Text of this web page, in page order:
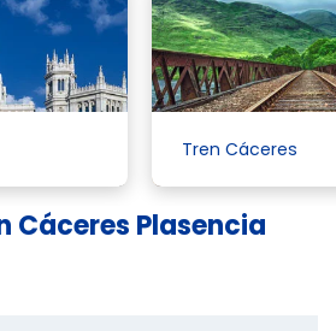
Tren Cáceres
Cáceres Plasencia